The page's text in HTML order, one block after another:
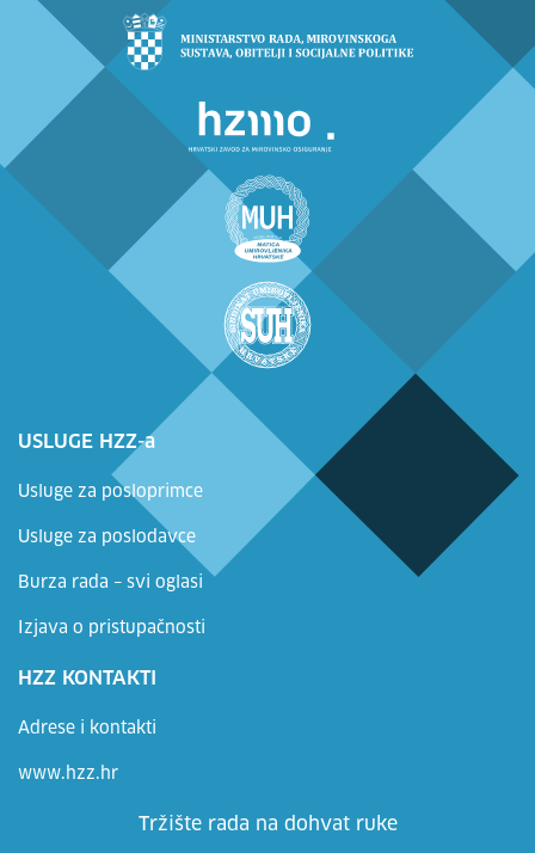
USLUGE HZZ-a
Usluge za posloprimce
Usluge za poslodavce
Burza rada – svi oglasi
Izjava o pristupačnosti
HZZ KONTAKTI
Adrese i kontakti
www.hzz.hr
Tržište rada na dohvat ruke